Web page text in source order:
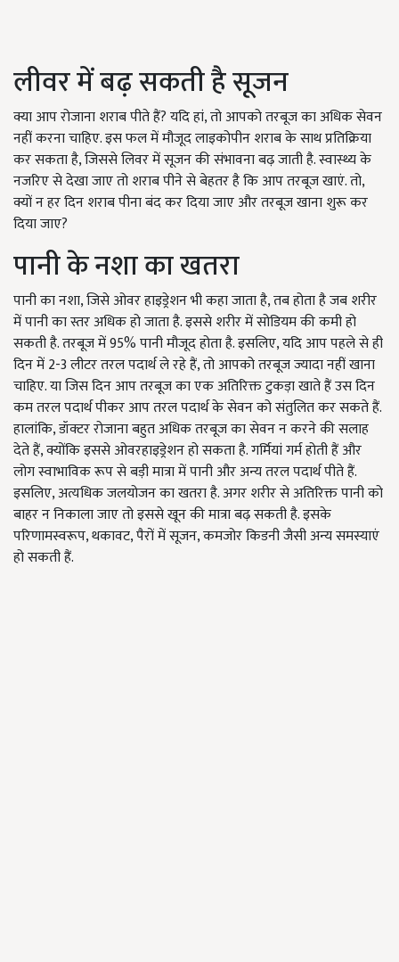
लीवर में बढ़ सकती है सूजन
क्या आप रोजाना शराब पीते हैं? यदि हां, तो आपको तरबूज का अधिक सेवन
नहीं करना चाहिए. इस फल में मौजूद लाइकोपीन शराब के साथ प्रतिक्रिया
कर सकता है, जिससे लिवर में सूजन की संभावना बढ़ जाती है. स्वास्थ्य के
नजरिए से देखा जाए तो शराब पीने से बेहतर है कि आप तरबूज खाएं. तो,
क्यों न हर दिन शराब पीना बंद कर दिया जाए और तरबूज खाना शुरू कर
दिया जाए?
पानी के नशा का खतरा
पानी का नशा, जिसे ओवर हाइड्रेशन भी कहा जाता है, तब होता है जब शरीर
में पानी का स्तर अधिक हो जाता है. इससे शरीर में सोडियम की कमी हो
सकती है. तरबूज में 95% पानी मौजूद होता है. इसलिए, यदि आप पहले से ही
दिन में 2-3 लीटर तरल पदार्थ ले रहे हैं, तो आपको तरबूज ज्यादा नहीं खाना
चाहिए. या जिस दिन आप तरबूज का एक अतिरिक्त टुकड़ा खाते हैं उस दिन
कम तरल पदार्थ पीकर आप तरल पदार्थ के सेवन को संतुलित कर सकते हैं.
हालांकि, डॉक्टर रोजाना बहुत अधिक तरबूज का सेवन न करने की सलाह
देते हैं, क्योंकि इससे ओवरहाइड्रेशन हो सकता है. गर्मियां गर्म होती हैं और
लोग स्वाभाविक रूप से बड़ी मात्रा में पानी और अन्य तरल पदार्थ पीते हैं.
इसलिए, अत्यधिक जलयोजन का खतरा है. अगर शरीर से अतिरिक्त पानी को
बाहर न निकाला जाए तो इससे खून की मात्रा बढ़ सकती है. इसके
परिणामस्वरूप, थकावट, पैरों में सूजन, कमजोर किडनी जैसी अन्य समस्याएं
हो सकती हैं.